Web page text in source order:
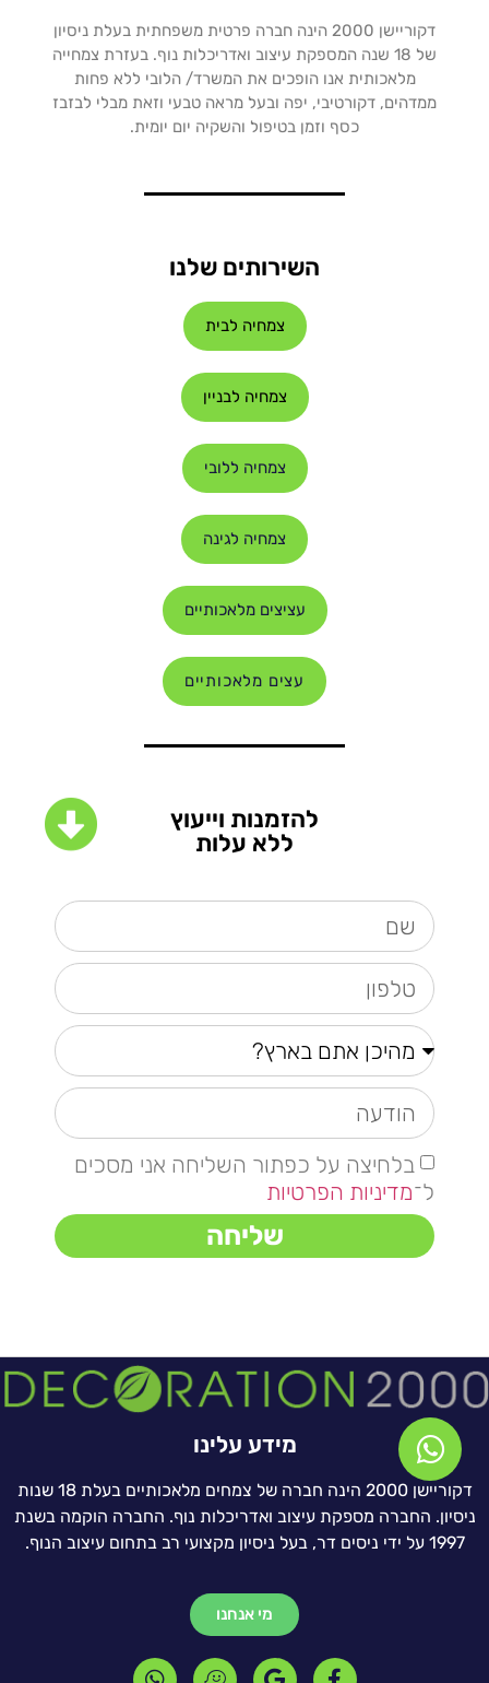
דקוריישן 2000 הינה חברה פרטית משפחתית בעלת ניסיון
של 18 שנה המספקת עיצוב ואדריכלות נוף. בעזרת צמחייה
מלאכותית אנו הופכים את המשרד/ הלובי ללא פחות
ממדהים, דקורטיבי, יפה ובעל מראה טבעי וזאת מבלי לבזבז
כסף וזמן בטיפול והשקיה יום יומית.
השירותים שלנו
צמחיה לבית
צמחיה לבניין
צמחיה ללובי
צמחיה לגינה
עציצים מלאכותיים
עצים מלאכותיים
להזמנות וייעוץ
ללא עלות
בלחיצה על כפתור השליחה אני מסכים
ל־מדיניות הפרטיות
שליחה
מידע עלינו
דקוריישן 2000 הינה חברה של צמחים מלאכותיים בעלת 18 שנות
ניסיון. החברה מספקת עיצוב ואדריכלות נוף. החברה הוקמה בשנת
1997 על ידי ניסים דר, בעל ניסיון מקצועי רב בתחום עיצוב הנוף.
מי אנחנו